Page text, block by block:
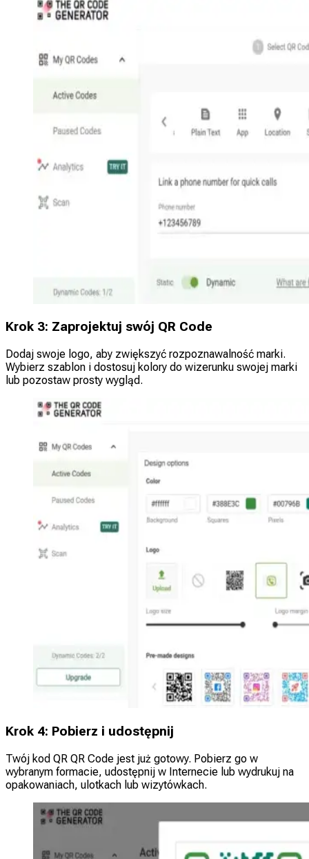
Krok 3: Zaprojektuj swój QR Code
Dodaj swoje logo, aby zwiększyć rozpoznawalność marki.
Wybierz szablon i dostosuj kolory do wizerunku swojej marki
lub pozostaw prosty wygląd.
Krok 4: Pobierz i udostępnij
Twój kod QR QR Code jest już gotowy. Pobierz go w
wybranym formacie, udostępnij w Internecie lub wydrukuj na
opakowaniach, ulotkach lub wizytówkach.